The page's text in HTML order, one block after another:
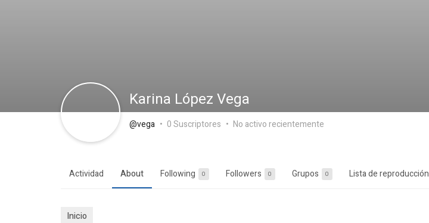
Karina López Vega
@vega 0 Suscriptores No activo recientemente
Actividad About Following 0 Followers 0 Grupos 0 Lista de reproducción
Inicio